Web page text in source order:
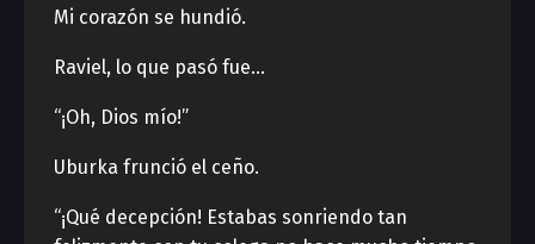
Mi corazón se hundió.
Raviel, lo que pasó fue…
“¡Oh, Dios mío!”
Uburka frunció el ceño.
“¡Qué decepción! Estabas sonriendo tan